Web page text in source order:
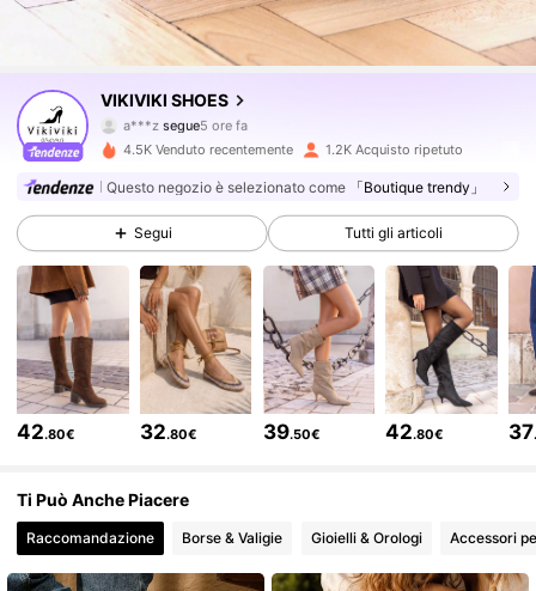
VIKIVIKI SHOES
4.80 2.6K Follower
g***8 sta navigando
4.80
2.6K Follower
4.80 2.6K Follower
4.80 2.6K Follower
4.80 2.6K Follower
4.80 2.6K Follower
4.5K Venduto recentemente 1.2K Acquisto ripetuto
Questo negozio è selezionato come 「Boutique trendy」
Segui Tutti gli articoli
42.80€ 32.80€ 39.50€ 42.80€ 37
Ti Può Anche Piacere
Raccomandazione Borse & Valigie Gioielli & Orologi Accessori